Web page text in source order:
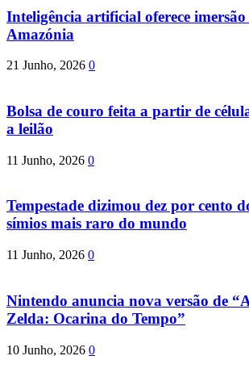
Inteligência artificial oferece imersão
Amazónia
21 Junho, 2026 0
Bolsa de couro feita a partir de
a leilão
11 Junho, 2026 0
Tempestade dizimou dez por cento
símios mais raro do mundo
11 Junho, 2026 0
Nintendo anuncia nova versão de
Zelda: Ocarina do Tempo”
10 Junho, 2026 0